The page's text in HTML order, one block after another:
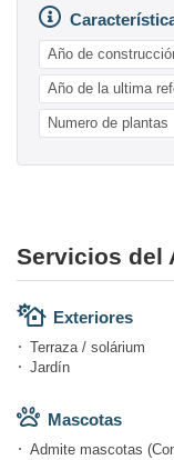
Año de
Año de la ultima
Numero de plantas
Servicios del
Exteriores
Terraza / solárium
Jardín
Mascotas
Admite mascotas